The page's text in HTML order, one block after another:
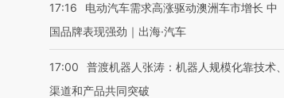
17:16
电动汽车需求高涨驱动澳洲车市增长 中
国品牌表现强劲｜出海·汽车
17:00
普渡机器人张涛：机器人规模化靠技术、
渠道和产品共同突破